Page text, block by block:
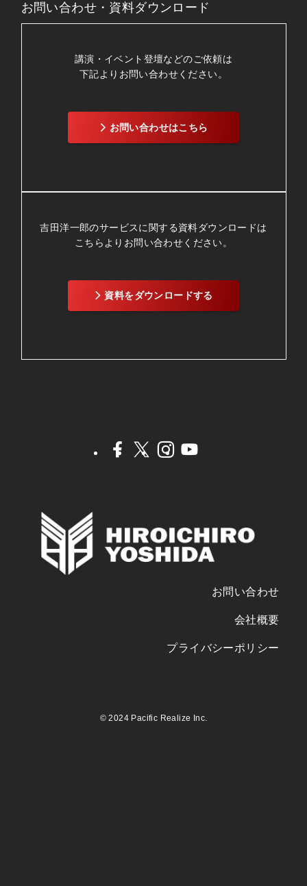
お問い合わせ・資料ダウンロード
講演・イベント登壇などのご依頼は
下記よりお問い合わせください。
お問い合わせはこちら
吉田洋一郎のサービスに関する資料ダウンロードは
こちらよりお問い合わせください。
資料をダウンロードする
お問い合わせ
会社概要
プライバシーポリシー
©2024 Pacific Realize Inc.